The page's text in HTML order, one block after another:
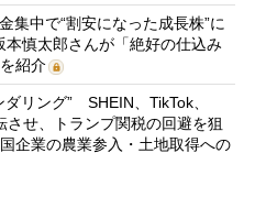
集中で“割安になった成長株”に
慎太郎さんが「絶好の仕込み
紹介
リング” SHEIN、TikTok、
せ、トランプ関税の回避を狙
企業の農業参入・土地取得への